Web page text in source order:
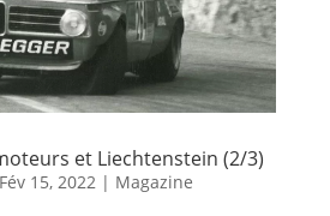
et Liechtenstein (2/3)
Fév 15, 2022| Magazine